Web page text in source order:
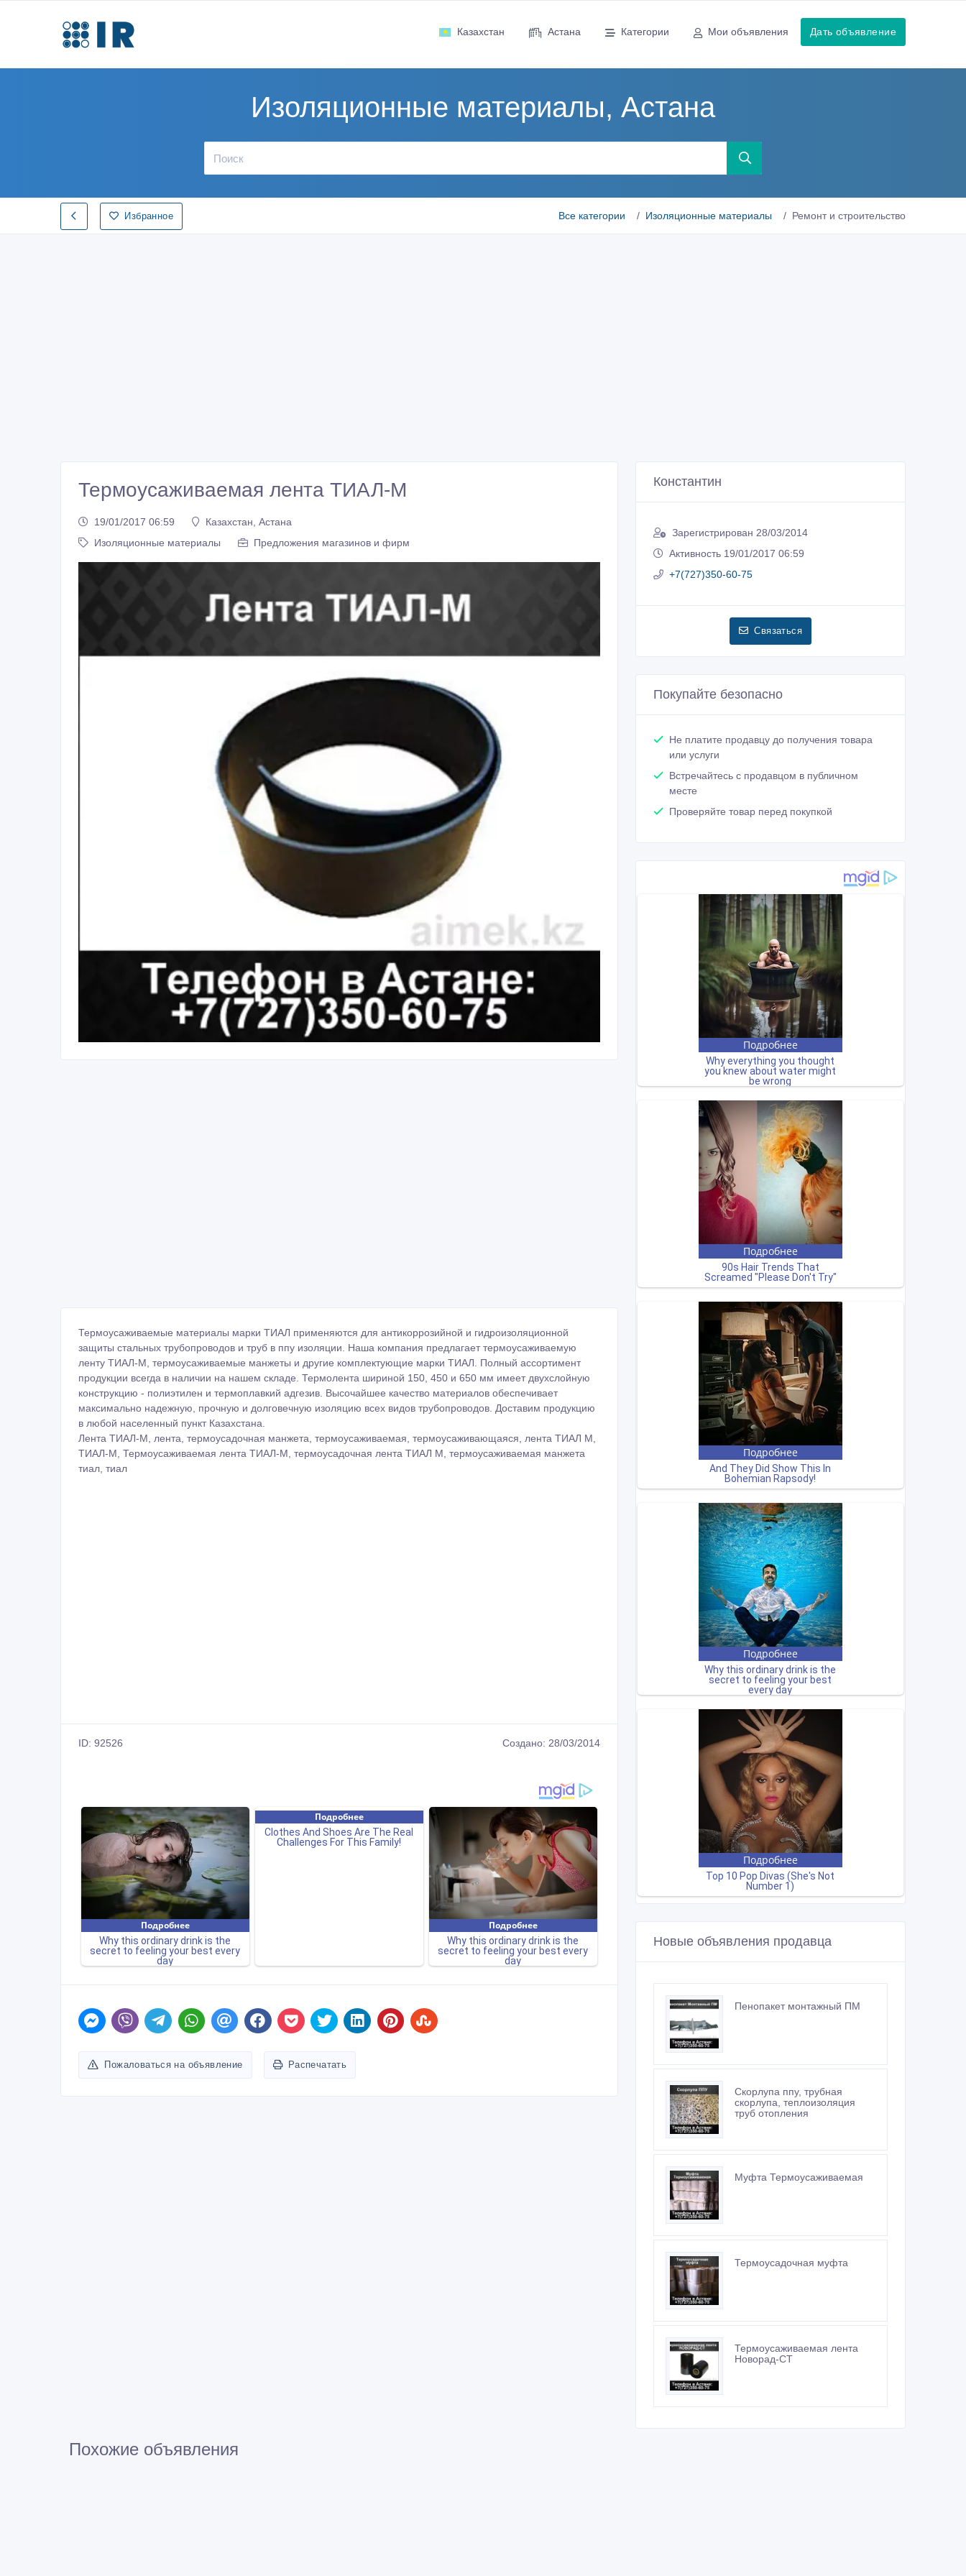
Казахстан Астана Категории Мои объявления Дать объявление
Изоляционные материалы, Астана
Избранное Все категории Изоляционные материалы Ремонт и строительство
Термоусаживаемая лента ТИАЛ-М
19/01/2017 06:59
Казахстан, Астана
Изоляционные материалы
Предложения магазинов и фирм
Термоусаживаемые материалы марки ТИАЛ применяются для антикоррозийной и гидроизоляционной
защиты стальных трубопроводов и труб в ппу изоляции. Наша компания предлагает термоусаживаемую
ленту ТИАЛ-М, термоусаживаемые манжеты и другие комплектующие марки ТИАЛ. Полный ассортимент
продукции всегда в наличии на нашем складе. Термолента шириной 150, 450 и 650 мм имеет двухслойную
конструкцию - полиэтилен и термоплавкий адгезив. Высочайшее качество материалов обеспечивает
максимально надежную, прочную и долговечную изоляцию всех видов трубопроводов. Доставим продукцию
в любой населенный пункт Казахстана.
Лента ТИАЛ-М, лента, термоусадочная манжета, термоусаживаемая, термоусаживающаяся, лента ТИАЛ М,
ТИАЛ-М, Термоусаживаемая лента ТИАЛ-М, термоусадочная лента ТИАЛ М, термоусаживаемая манжета
тиал, тиал
ID: 92526 Создано: 28/03/2014
Пожаловаться на объявление Распечатать
Константин
Зарегистрирован 28/03/2014
Активность 19/01/2017 06:59
+7(727)350-60-75
Связаться
Покупайте безопасно
Не платите продавцу до получения товара
или услуги
Встречайтесь с продавцом в публичном
месте
Проверяйте товар перед покупкой
Новые объявления продавца
Пенопакет монтажный ПМ
Скорлупа ппу, трубная
скорлупа, теплоизоляция
труб отопления
Муфта Термоусаживаемая
Термоусадочная муфта
Термоусаживаемая лента
Новорад-СТ
Похожие объявления